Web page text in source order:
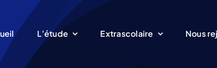
L’étude Extrascolaire Nous